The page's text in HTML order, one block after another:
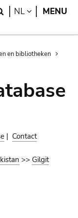
Search
NL LANGUAGE
MENU
en bibliotheken
| Contact
>> Gilgit